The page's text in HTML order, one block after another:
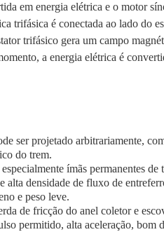
em energia elétrica e o motor
trifásica é conectada ao lado do
trifásico gera um campo
a energia elétrica é
ser projetado arbitrariamente,
do trem.
ímãs permanentes
densidade de fluxo de
e peso leve.
de fricção do anel coletor e
permitido, alta aceleração, bom